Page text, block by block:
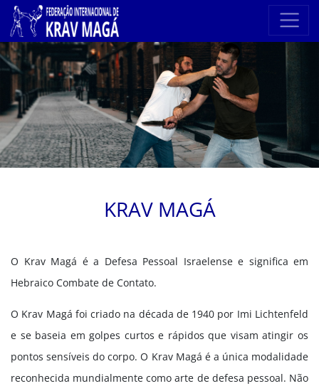
KRAV MAGÁ
O Krav Magá é a Defesa Pessoal Israelense e significa em
Hebraico Combate de Contato.
O Krav Magá foi criado na década de 1940 por Imi Lichtenfeld
e se baseia em golpes curtos e rápidos que visam atingir os
pontos sensíveis do corpo. O Krav Magá é a única modalidade
reconhecida mundialmente como arte de defesa pessoal. Não